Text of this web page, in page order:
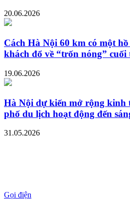
20.06.2026
Cách Hà Nội 60 km có một
khách đổ về “trốn nóng” cuối
19.06.2026
Hà Nội dự kiến mở rộng kinh
phố du lịch hoạt động đến
31.05.2026
Gọi điện